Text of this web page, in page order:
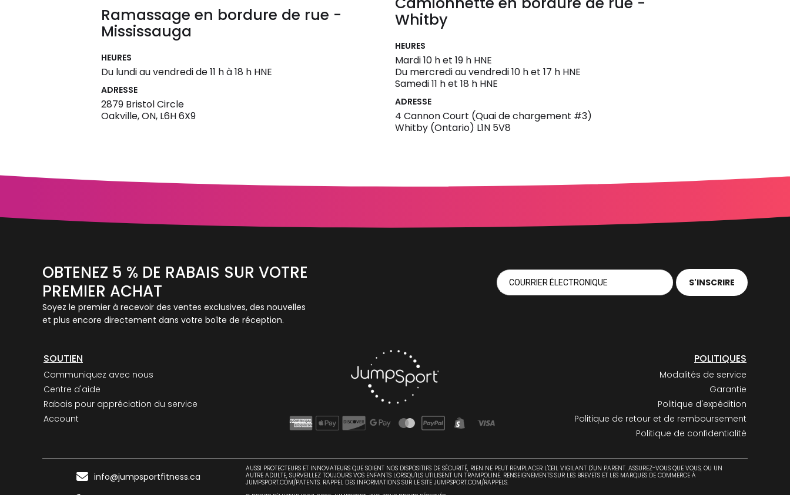
Ramassage en bordure de rue -
Mississauga
HEURES
Du lundi au vendredi de 11 h à 18 h HNE
ADRESSE
2879 Bristol Circle
Oakville, ON, L6H 6X9
Whitby
HEURES
Mardi 10 h et 19 h HNE
Du mercredi au vendredi 10 h et 17 h HNE
Samedi 11 h et 18 h HNE
ADRESSE
4 Cannon Court (Quai de chargement #3)
Whitby (Ontario) L1N 5V8
OBTENEZ 5 % DE RABAIS SUR VOTRE
PREMIER ACHAT
Soyez le premier à recevoir des ventes exclusives, des nouvelles
et plus encore directement dans votre boîte de réception.
SOUTIEN
Communiquez avec nous
Centre d'aide
Rabais pour appréciation du service
Account
POLITIQUES
Modalités de service
Garantie
Politique d'expédition
Politique de retour et de remboursement
Politique de confidentialité
 info@jumpsportfitness.ca
AUSSI PROTECTEURS ET INNOVATEURS QUE SOIENT NOS DISPOSITIFS DE SÉCURITÉ, RIEN NE PEUT REMPLACER L'ŒIL VIGILANT D'UN PARENT. ASSUREZ-VOUS QUE VOUS, OU UN
AUTRE ADULTE, SURVEILLEZ TOUJOURS VOS ENFANTS LORSQU'ILS UTILISENT UN TRAMPOLINE. RENSEIGNEMENTS SUR LES BREVETS ET LES MARQUES DE COMMERCE À
JUMPSPORT.COM/PATENTS. RAPPEL DES INFORMATIONS SUR LE SITE JUMPSPORT.COM/RAPPELS.